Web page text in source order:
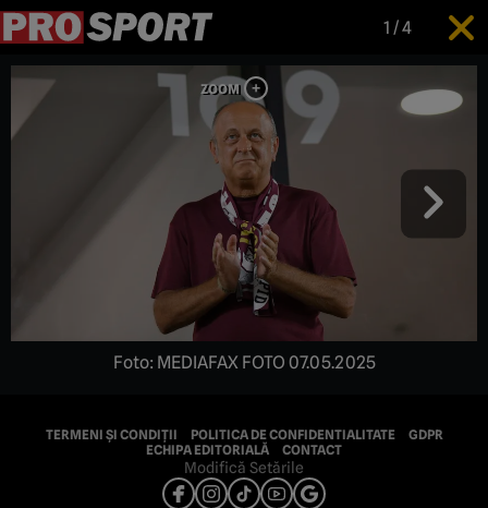
1 /4
Foto: MEDIAFAX FOTO 07.05.2025
TERMENI ȘI CONDIȚII POLITICA DE CONFIDENTIALITATE
GDPR
ECHIPA EDITORIALĂ
CONTACT
Modifică Setările